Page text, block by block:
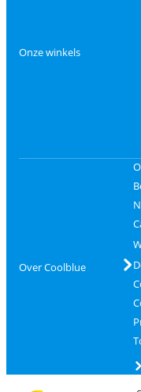
Onze winkels
Over Coolblue